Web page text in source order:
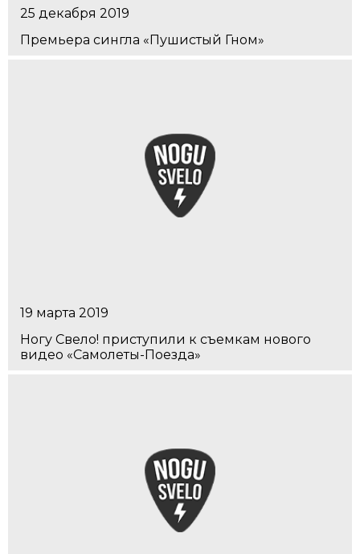
25 декабря 2019
Премьера сингла «Пушистый Гном»
19 марта 2019
Ногу Свело! приступили к съемкам нового
видео «Самолеты-Поезда»